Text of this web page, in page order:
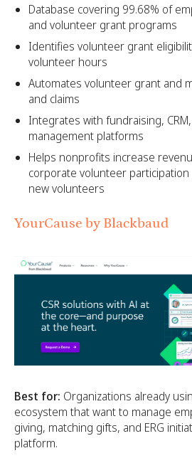
Database covering 99.68% of
and volunteer grant programs
Identifies volunteer grant
volunteer hours
Automates volunteer grant and
and claims
Integrates with fundraising,
management platforms
Helps nonprofits increase
corporate volunteer
new volunteers
YourCause by Blackbaud
Best for: Organizations already
ecosystem that want to manage
giving, matching gifts, and ERG
platform.